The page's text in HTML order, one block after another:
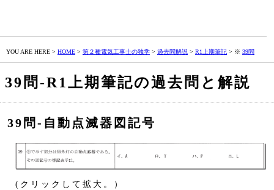
YOU ARE HERE > HOME > 第２種電気工事士の独学 > 過去問解説 > R1上期筆記 > ※ 39問
39問‐R1上期筆記の過去問と解説
39問‐自動点滅器図記号
(クリックして拡大。）